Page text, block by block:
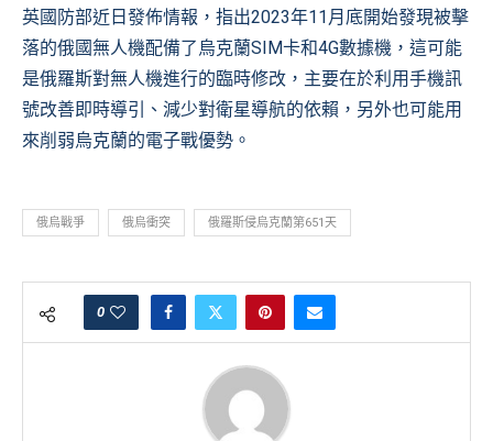
英國防部近日發佈情報，指出2023年11月底開始發現被擊
落的俄國無人機配備了烏克蘭SIM卡和4G數據機，這可能
是俄羅斯對無人機進行的臨時修改，主要在於利用手機訊
號改善即時導引、減少對衛星導航的依賴，另外也可能用
來削弱烏克蘭的電子戰優勢。
俄烏戰爭 俄烏衝突 俄羅斯侵烏克蘭第651天
0